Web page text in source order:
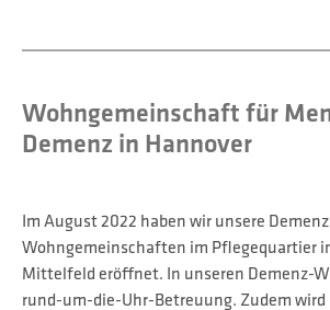
Wohngemeinschaft für
Demenz in Hannover
Im August 2022 haben wir unsere Demenz
Wohngemeinschaften im Pflegequartier
Mittelfeld eröffnet. In unseren Demenz-
rund-um-die-Uhr-Betreuung. Zudem wird